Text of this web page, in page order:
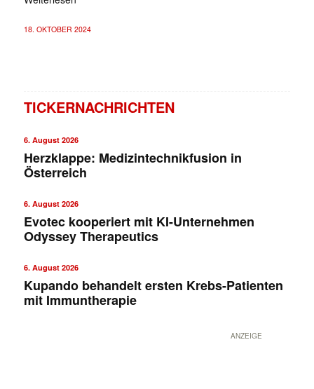
18. OKTOBER 2024
TICKERNACHRICHTEN
6. August 2026
Herzklappe: Medizintechnikfusion in
Österreich
6. August 2026
Evotec kooperiert mit KI-Unternehmen
Odyssey Therapeutics
6. August 2026
Kupando behandelt ersten Krebs-Patienten
mit Immuntherapie
ANZEIGE